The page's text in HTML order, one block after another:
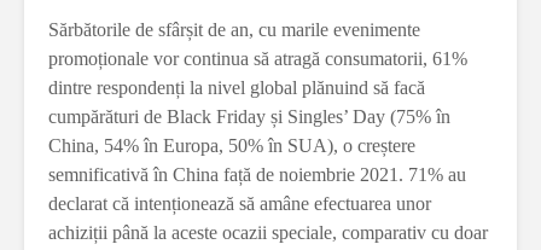
Sărbătorile de sfârșit de an, cu marile evenimente
promoționale vor continua să atragă consumatorii, 61%
dintre respondenți la nivel global plănuind să facă
cumpărături de Black Friday și Singles’ Day (75% în
China, 54% în Europa, 50% în SUA), o creștere
semnificativă în China față de noiembrie 2021. 71% au
declarat că intenționează să amâne efectuarea unor
achiziții până la aceste ocazii speciale, comparativ cu doar